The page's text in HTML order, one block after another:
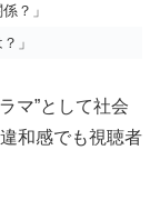
？」
」
マ”として社会
和感でも視聴者